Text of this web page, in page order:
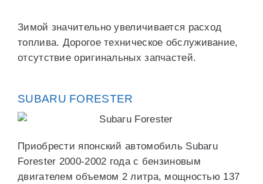
Зимой значительно увеличивается расход
топлива. Дорогое техническое обслуживание,
отсутствие оригинальных запчастей.
SUBARU FORESTER
Приобрести японский автомобиль Subaru
Forester 2000-2002 года с бензиновым
двигателем объемом 2 литра, мощностью 137